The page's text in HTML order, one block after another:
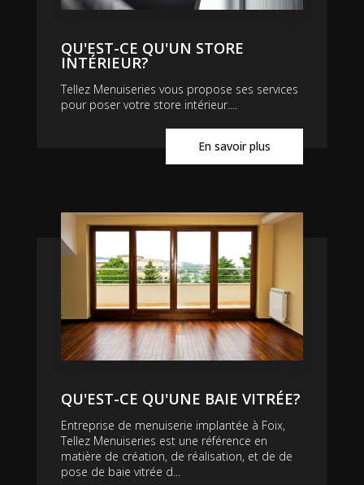
QU'EST-CE QU'UN STORE
INTÉRIEUR?
Tellez Menuiseries vous propose ses services
pour poser votre store intérieur....
En savoir plus
QU'EST-CE QU'UNE BAIE VITRÉE?
Entreprise de menuiserie implantée à Foix,
Tellez Menuiseries est une référence en
matière de création, de réalisation, et de de
pose de baie vitrée d...